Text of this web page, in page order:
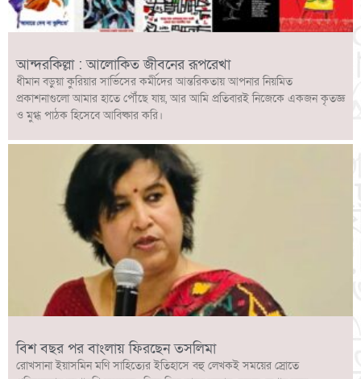
আন্দরকিল্লা : আলোকিত জীবনের রূপরেখা
ধীমান বড়ুয়া কুরিয়ার সার্ভিসের কর্মীদের আন্তরিকতায় আপনার নিয়মিত
প্রকাশনাগুলো আমার হাতে পৌঁছে যায়, আর আমি প্রতিবারই নিজেকে একজন কৃতজ্ঞ
ও মুগ্ধ পাঠক হিসেবে আবিষ্কার করি।
বিশ বছর পর বাংলায় ফিরছেন তসলিমা
রোখসানা ইয়াসমিন মণি সাহিত্যের ইতিহাসে বহু লেখকই সময়ের স্রোতে